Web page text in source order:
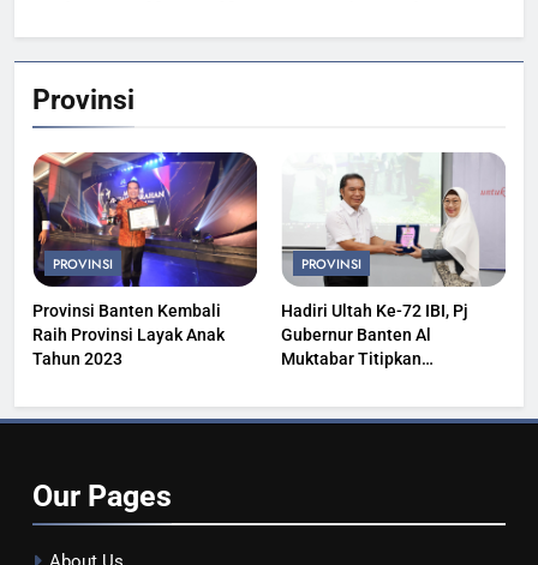
Provinsi
PROVINSI
Provinsi Banten Kembali
Raih Provinsi Layak Anak
Tahun 2023
PROVINSI
Hadiri Ultah Ke-72 IBI, Pj
Gubernur Banten Al
Muktabar Titipkan
Our Pages